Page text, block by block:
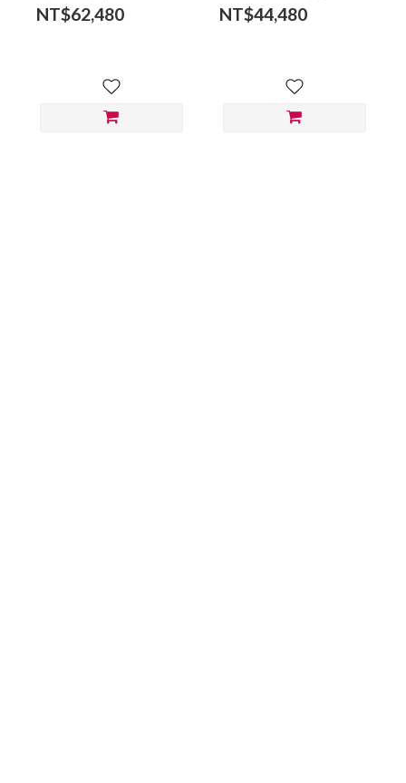
NT$62,480 NT$44,480